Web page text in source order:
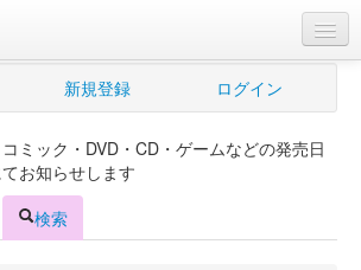
新規登録 ログイン
ミック・DVD・CD・ゲームなどの発売日
お知らせします
検索